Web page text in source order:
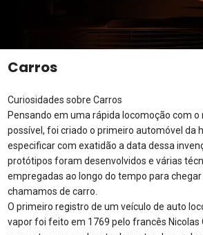
Carros
Curiosidades sobre Carros
Pensando em uma rápida locomoção com
possível, foi criado o primeiro automóvel da
especificar com exatidão a data dessa
protótipos foram desenvolvidos e várias
empregadas ao longo do tempo para
chamamos de carro.
O primeiro registro de um veículo de auto
vapor foi feito em 1769 pelo francês Nicolas